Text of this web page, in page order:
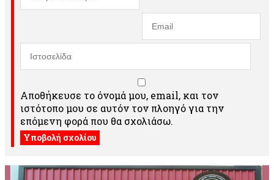
Αποθήκευσε το όνομά μου, email, και τον
ιστότοπο μου σε αυτόν τον πλοηγό για την
επόμενη φορά που θα σχολιάσω.